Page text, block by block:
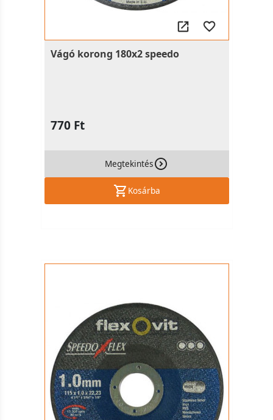
Vágó korong 180x2 speedo
770 Ft
Megtekintés
Kosárba